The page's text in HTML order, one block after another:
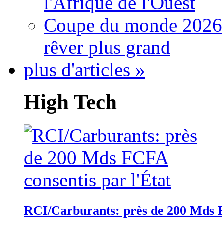
Coupe du monde
rêver plus grand
plus d'articles »
High Tech
RCI/Carburants: près de 200 Mds